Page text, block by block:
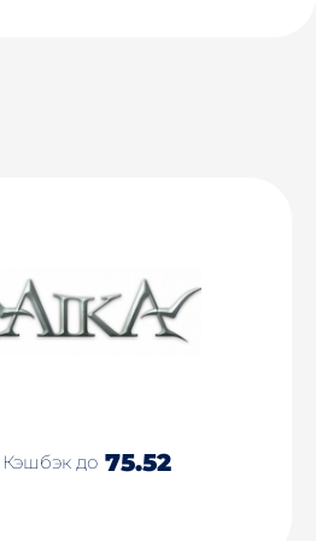
Кэшбэк до 75.52